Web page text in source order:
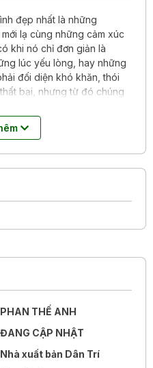
đẹp nhất là những
lạ cùng những cảm xúc
khi nó chỉ đơn giản là
lúc yếu lòng, hay những
đối diện khó khăn, thói
bại, nhưng từ đó chúng
du lịch, và cũng là một
của mình trong
không bao giờ ngừng hy
nhưng trưởng thành với
PHAN THẾ ANH
ĐANG CẬP NHẬT
Nhà xuất bản Dân Trí